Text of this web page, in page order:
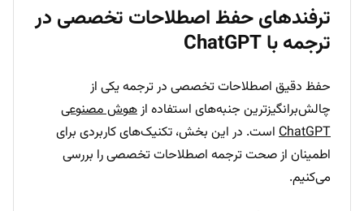
ترفندهای حفظ اصطلاحات تخصصی در
ترجمه با ChatGPT
حفظ دقیق اصطلاحات تخصصی در ترجمه یکی از
چالش‌برانگیزترین جنبه‌های استفاده ازهوش مصنوعی
ChatGPT است. در این بخش، تکنیک‌های کاربردی برای
اطمینان از صحت ترجمه اصطلاحات تخصصی را بررسی
می‌کنیم.